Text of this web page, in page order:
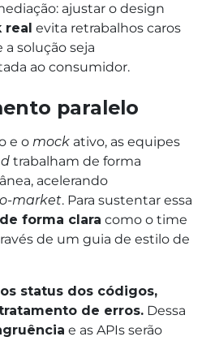
ajustar o design
evita retrabalhos caros
solução seja
ao consumidor.
paralelo
e o mock ativo, as equipes
trabalham de forma
acelerando
market. Para sustentar essa
forma clara como o time
de um guia de estilo de
status dos códigos,
de erros. Dessa
e as APIs serão